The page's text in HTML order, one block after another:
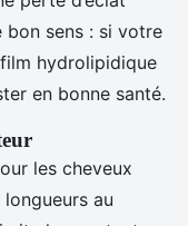
bon sens : si votre
hydrolipidique
en bonne santé.
les cheveux
au